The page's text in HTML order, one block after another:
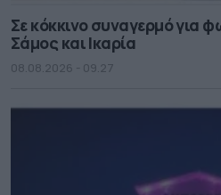
Σε κόκκινο συναγερμό για
Σάμος και Ικαρία
08.08.2026 - 09.27